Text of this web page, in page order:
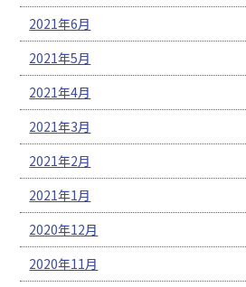
2021年6月
2021年5月
2021年4月
2021年3月
2021年2月
2021年1月
2020年12月
2020年11月